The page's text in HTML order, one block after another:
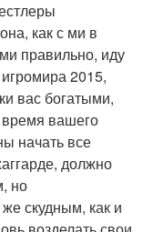
как с ми в
правильно, иду
2015,
вас богатыми,
время вашего
начать все
должно
но
скудным, как и